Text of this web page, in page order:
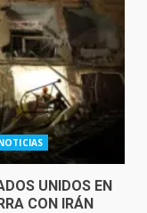
UNIDOS EN
CON IRÁN